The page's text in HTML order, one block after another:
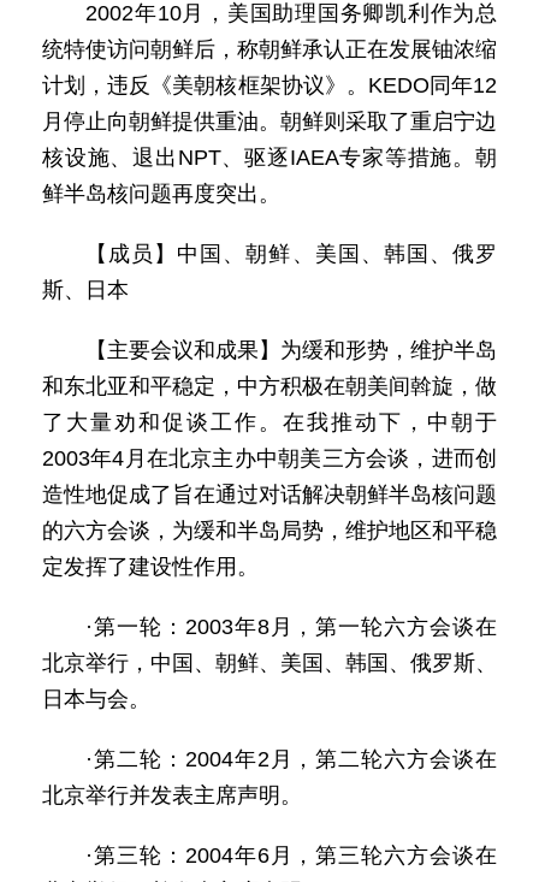
2002年10月，美国助理国务卿凯利作为总
统特使访问朝鲜后，称朝鲜承认正在发展铀浓缩
计划，违反《美朝核框架协议》。KEDO同年12
月停止向朝鲜提供重油。朝鲜则采取了重启宁边
核设施、退出NPT、驱逐IAEA专家等措施。朝
鲜半岛核问题再度突出。
【成员】中国、朝鲜、美国、韩国、俄罗
斯、日本
【主要会议和成果】为缓和形势，维护半岛
和东北亚和平稳定，中方积极在朝美间斡旋，做
了大量劝和促谈工作。在我推动下，中朝于
2003年4月在北京主办中朝美三方会谈，进而创
造性地促成了旨在通过对话解决朝鲜半岛核问题
的六方会谈，为缓和半岛局势，维护地区和平稳
定发挥了建设性作用。
·第一轮：2003年8月，第一轮六方会谈在
北京举行，中国、朝鲜、美国、韩国、俄罗斯、
日本与会。
·第二轮：2004年2月，第二轮六方会谈在
北京举行并发表主席声明。
·第三轮：2004年6月，第三轮六方会谈在